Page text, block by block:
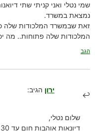
שמי נטלי ואני קניתי שתי
נמצאת במשרד.
זאת שבמשרד המלכודות שלה
המלכודות שלה פתוחות.. מה
הגב
ירון הגיב:
שלום נטלי,
דיונאות אוהבות חום עד 30 מעלות, אור בהיר וחזק ולחות גבוהה.